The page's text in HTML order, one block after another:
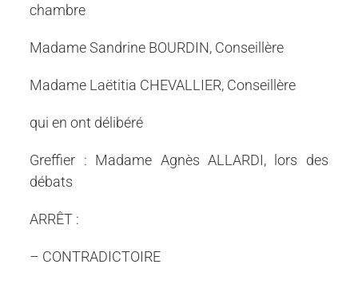
chambre
Madame Sandrine BOURDIN, Conseillère
Madame Laëtitia CHEVALLIER, Conseillère
qui en ont délibéré
Greffier : Madame Agnès ALLARDI, lors des
débats
ARRÊT :
– CONTRADICTOIRE